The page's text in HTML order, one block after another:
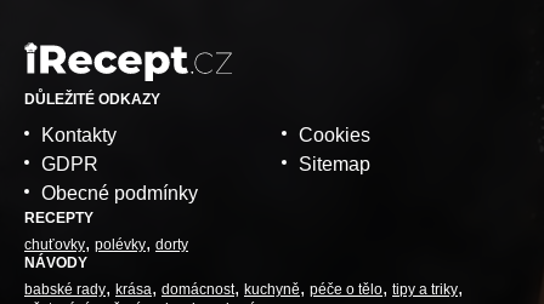
DŮLEŽITÉ ODKAZY
Kontakty
GDPR
Obecné podmínky
Cookies
Sitemap
RECEPTY
chuťovky polévky dorty
NÁVODY
babské rady
krása domácnost kuchyně péče o tělo tipy a triky